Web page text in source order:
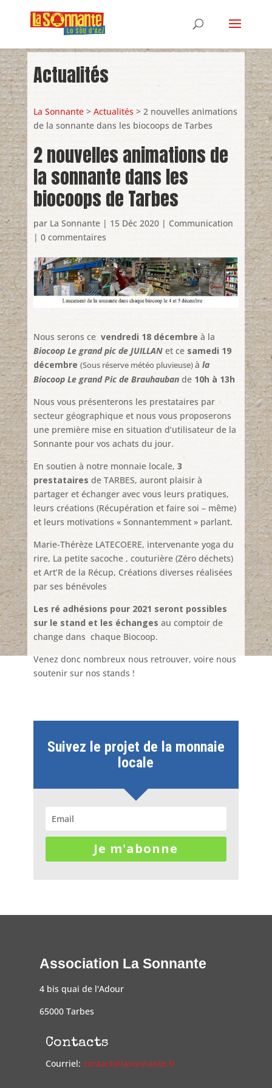
Actualités
La Sonnante> Actualités> 2 nouvelles animations
de la sonnante dans les biocoops de Tarbes
2 nouvelles animations de
la sonnante dans les
biocoops de Tarbes
par La Sonnante| 15 Déc 2020| Communication
| 0 commentaires
Nous serons ce vendredi 18 décembre à la
Biocoop Le grand pic de JUILLANet ce samedi 19
décembre (Sous réserve météo pluvieuse)à la
Biocoop Le grand Pic de Brauhaubande 10h à 13h
Nous vous présenterons les prestataires par
secteur géographique et nous vous proposerons
une première mise en situation d’utilisateur de la
Sonnante pour vos achats du jour.
En soutien à notre monnaie locale, 3
prestataires de TARBES, auront plaisir à
partager et échanger avec vous leurs pratiques,
leurs créations (Récupération et faire soi – même)
et leurs motivations « Sonnantemment » parlant.
Marie-Thérèze LATECOERE, intervenante yoga du
rire, La petite sacoche , couturière (Zéro déchets)
et Art’R de la Récup, Créations diverses réalisées
par ses bénévoles
Les ré adhésions pour 2021 seront possibles
sur le stand et les échanges au comptoir de
change dans chaque Biocoop.
Venez donc nombreux nous retrouver, voire nous
soutenir sur nos stands !
Suivez le projet de la monnaie
locale
Je m'abonne
Association La Sonnante
4 bis quai de l'Adour
65000 Tarbes
Contacts
Courriel: contact@lasonnante.fr